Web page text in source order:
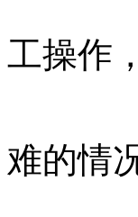
工操作
难的情